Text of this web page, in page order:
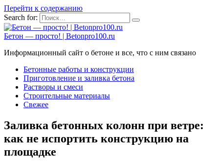
Перейти к содержанию
Search for:
Бетон — просто! | Betonpro100.ru
Информационный сайт о бетоне и все, что с ним связано
Бетонные работы и конструкции
Приготовление и заливка бетона
Растворы и смеси
Строительные материалы
Свежее
Заливка бетонных колонн при ветре:
как не испортить конструкцию на
площадке